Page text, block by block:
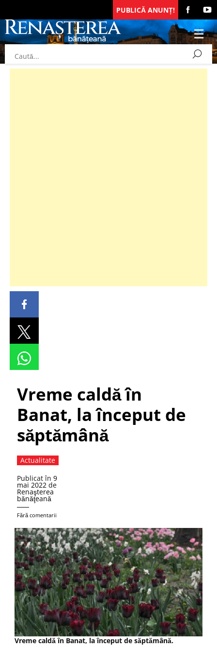
PUBLICĂ ANUNȚ!
Vreme caldă în
Banat, la început de
săptămână
Actualitate
Publicat în 9
mai 2022 de
Renaşterea
bănăţeană
Fără comentarii
Vreme caldă în Banat, la început de săptămână.